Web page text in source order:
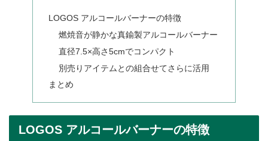
LOGOS アルコールバーナーの特徴
燃焼音が静かな真鍮製アルコールバーナー
直径7.5×高さ5cmでコンパクト
別売りアイテムとの組合せてさらに活用
まとめ
LOGOS アルコールバーナーの特徴